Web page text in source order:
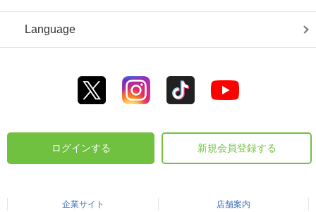
Language
ログインする 新規会員登録する
企業サイト 店舗案内